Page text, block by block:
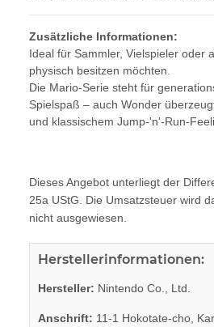
Zusätzliche Informationen:
Ideal für Sammler, Vielspieler oder
physisch besitzen möchten.
Die Mario-Serie steht für
Spielspaß – auch Wonder
und klassischem Jump-'n'-Run-
Dieses Angebot unterliegt der
25a UStG. Die Umsatzsteuer wird
nicht ausgewiesen.
Herstellerinformationen:
Hersteller: Nintendo Co., Ltd.
Anschrift: 11-1 Hokotate-cho,